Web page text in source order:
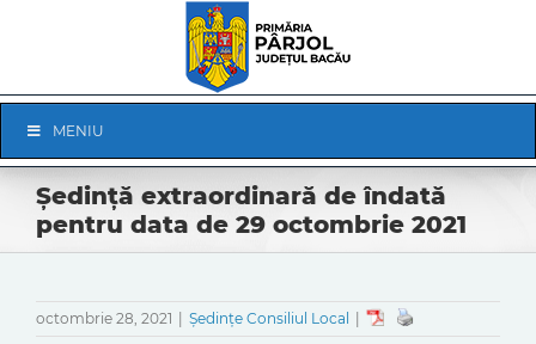
Navigation
MENIU
Ședință extraordinară de îndată
pentru data de 29 octombrie 2021
octombrie 28, 2021 Ședințe Consiliul Local